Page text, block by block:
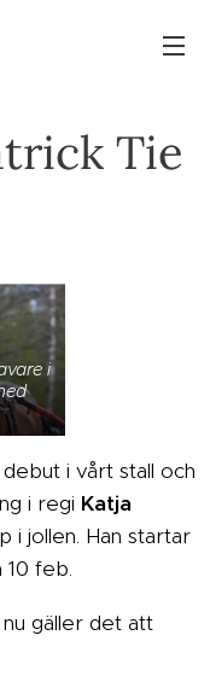
Tie
i
i vårt stall och
i regi Katja
i jollen. Han startar
10 feb.
gäller det att